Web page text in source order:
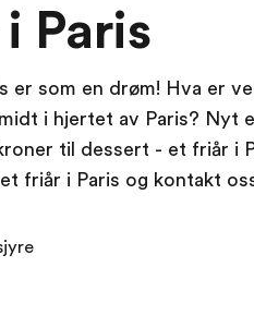
til EF
Paris
er som en drøm! Hva er
i hjertet av Paris? Nyt
til dessert - et friår i
friår i Paris og kontakt